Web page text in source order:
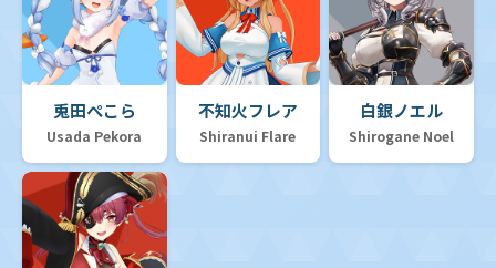
兎田ぺこら
Usada Pekora
不知火フレア
Shiranui Flare
白銀ノエル
Shirogane Noel